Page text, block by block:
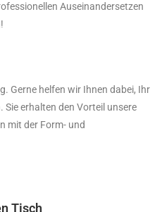
Auseinandersetzen
Gerne helfen wir Ihnen dabei, Ihr
erhalten den Vorteil unsere
mit der Form- und
Tisch